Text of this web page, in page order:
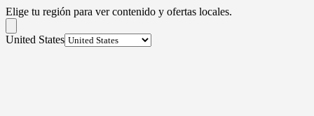
Elige tu región para ver contenido y ofertas locales.
United States